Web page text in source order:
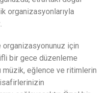
organizasyonlarıyla
için
bir gece düzenleme
müzik, eğlence ve ritimlerin